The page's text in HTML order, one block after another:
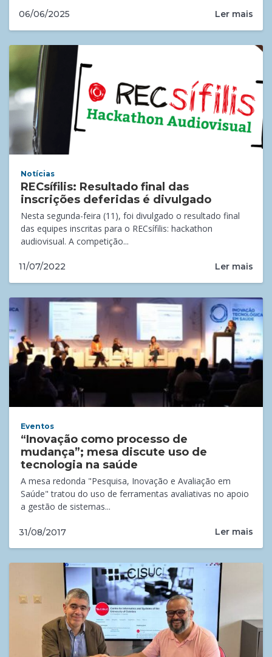
06/06/2025 Ler mais
Notícias
RECsífilis: Resultado final das
inscrições deferidas é divulgado
Nesta segunda-feira (11), foi divulgado o resultado final
das equipes inscritas para o RECsífilis: hackathon
audiovisual. A competição...
11/07/2022 Ler mais
Eventos
“Inovação como processo de
mudança”; mesa discute uso de
tecnologia na saúde
A mesa redonda "Pesquisa, Inovação e Avaliação em
Saúde" tratou do uso de ferramentas avaliativas no apoio
a gestão de sistemas...
31/08/2017 Ler mais